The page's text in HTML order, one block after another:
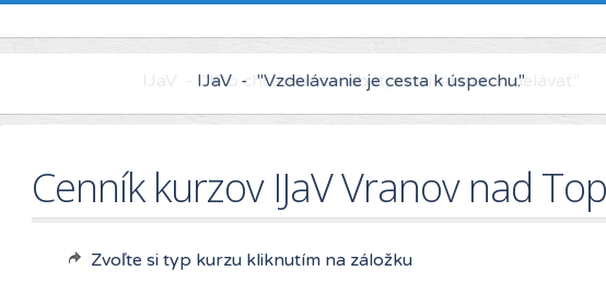
IJaV - "Kto chce viac zarábať, musí sa viac vzdelávať."
Cenník kurzov IJaV Vranov nad
Zvoľte si typ kurzu kliknutím na záložku